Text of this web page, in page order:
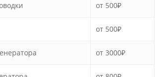
от 500₽
от 500₽
от 3000₽